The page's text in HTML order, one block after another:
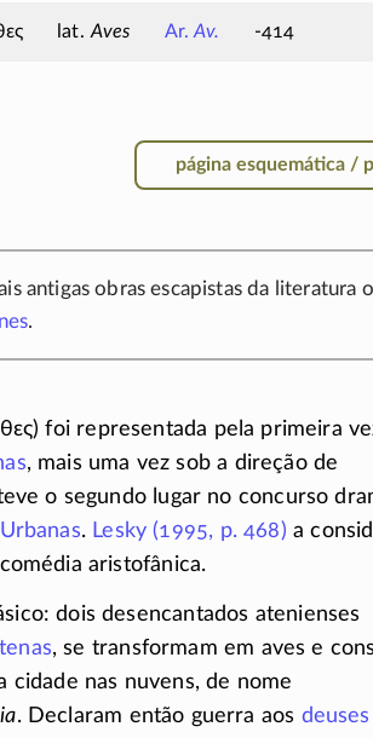
Aves Ar.Av. -414
página esquemática /
antigas obras escapistas da
.
) foi representada pela primeira
, mais uma vez sob a direção de
o segundo lugar no concurso
. Lesky (1995, p. 468) a
aristofânica.
dois desencantados atenienses
, se transformam em aves e
cidade nas nuvens, de nome
. Declaram então guerra aos deuses